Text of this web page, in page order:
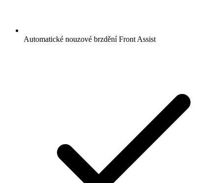
Automatické nouzové brzdění Front Assist